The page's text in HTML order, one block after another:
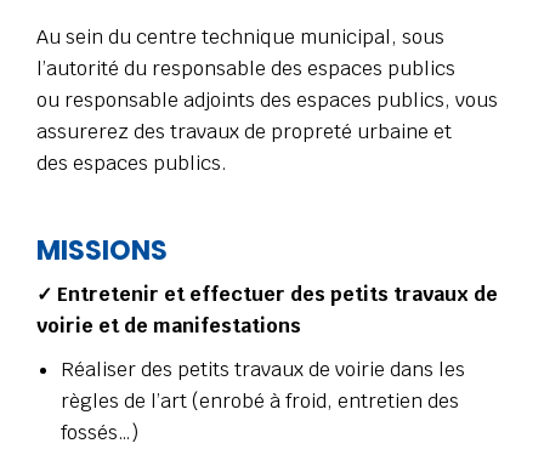
Au sein du centre technique municipal, sous
l’autorité du responsable des espaces publics
ou responsable adjoints des espaces publics, vous
assurerez des travaux de propreté urbaine et
des espaces publics.
MISSIONS
✓ Entretenir et effectuer des petits travaux de
voirie et de manifestations
Réaliser des petits travaux de voirie dans les
règles de l’art (enrobé à froid, entretien des
fossés…)